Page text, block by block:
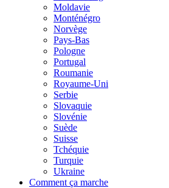
Moldavie
Monténégro
Norvège
Pays-Bas
Pologne
Portugal
Roumanie
Royaume-Uni
Serbie
Slovaquie
Slovénie
Suède
Suisse
Tchéquie
Turquie
Ukraine
Comment ça marche